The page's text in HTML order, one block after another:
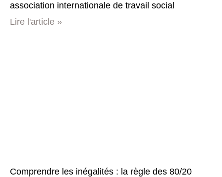
association internationale de travail social
Lire l'article »
Comprendre les inégalités : la règle des 80/20